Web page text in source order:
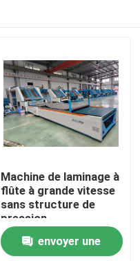
Machine de laminage à
flûte à grande vitesse
sans structure de
pression
d'alimentation et
contrôle numérique de
envoyer une